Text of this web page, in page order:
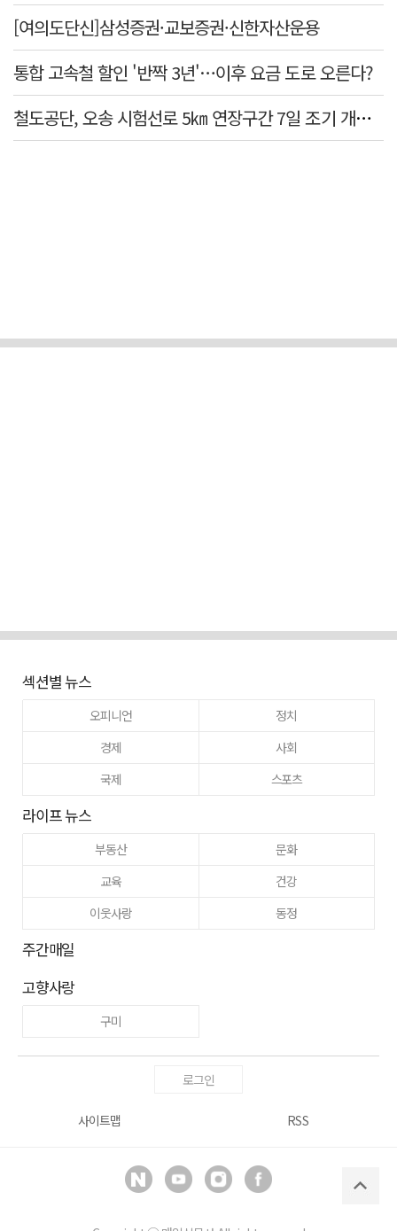
[여의도단신]삼성증권·교보증권·신한자산운용
통합 고속철 할인 '반짝 3년'…이후 요금 도로 오른다?
철도공단, 오송 시험선로 5㎞ 연장구간 7일 조기 개통…LA 메트로 사업 지원
섹션별 뉴스
오피니언
정치
경제
사회
국제
스포츠
라이프 뉴스
부동산
문화
교육
건강
이웃사랑
동정
주간매일
고향사랑
구미
로그인
사이트맵 RSS